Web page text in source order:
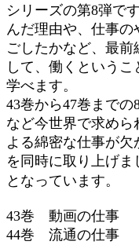
シリーズの第8弾で
んだ理由や、仕事
ごしたかなど、最
して、働くという
学べます。
43巻から47巻まで
など今世界で求め
よる綿密な仕事が
を同時に取り上げま
となっています。
43巻 動画の仕事
44巻 流通の仕事